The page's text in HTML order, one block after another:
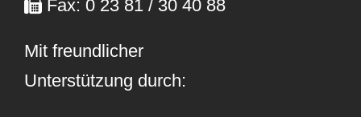
Fax: 0 23 81 / 30 40 88
Mit freundlicher
Unterstützung durch: